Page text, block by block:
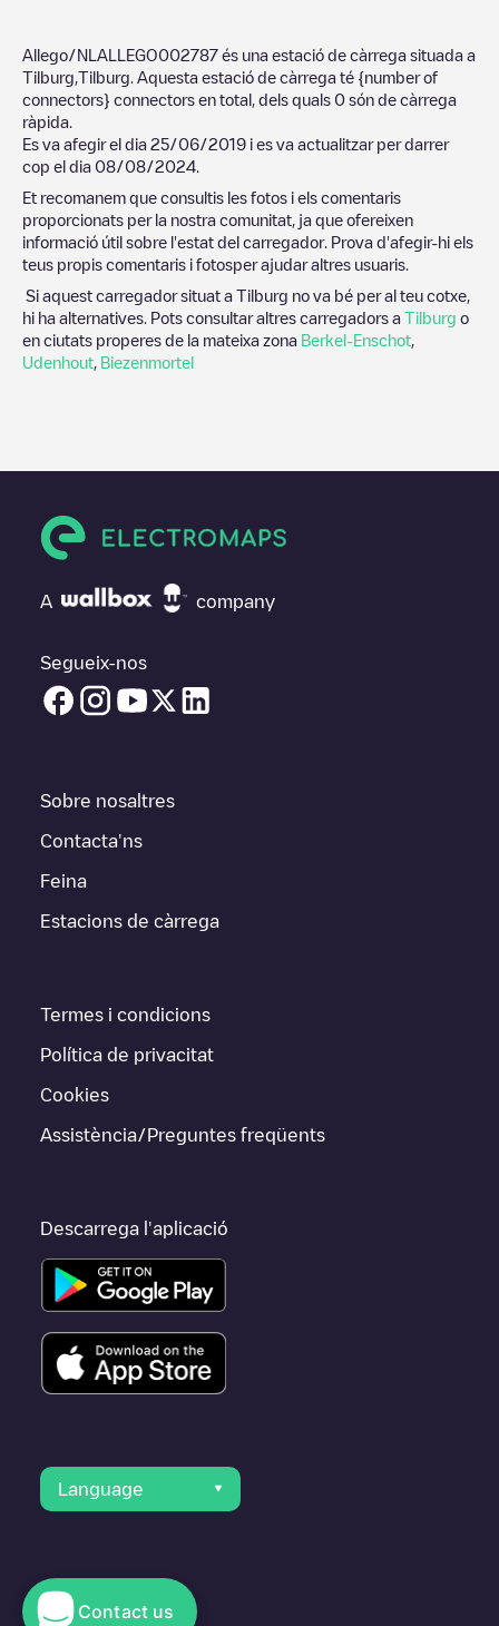
Allego/NLALLEGO002787 és una estació de càrrega situada a
Tilburg Tilburg . Aquesta estació de càrrega té {number of
connectors} connectors en total, dels quals 0 són de càrrega
ràpida.
Es va afegir el dia 25/06/2019 i es va actualitzar per darrer
cop el dia 08/08/2024
Et recomanem que consultis les fotos i els comentaris
proporcionats per la nostra comunitat, ja que ofereixen
informació útil sobre l'estat del carregador. Prova d'afegir-hi els
teus propis comentaris i fotosper ajudar altres usuaris.
Si aquest carregador situat a Tilburg no va bé per al teu cotxe,
hi ha alternatives. Pots consultar altres carregadors a Tilburg o
en ciutats properes de la mateixa zona Berkel-Enschot
Udenhout Biezenmortel
A company
Segueix-nos
Sobre nosaltres
Contacta'ns
Feina
Estacions de càrrega
Termes i condicions
Política de privacitat
Cookies
Assistència/Preguntes freqüents
Descarrega l'aplicació
Language
© 2023 Electromaps
Contact us